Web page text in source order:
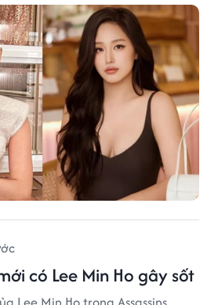
có Lee Min Ho gây sốt